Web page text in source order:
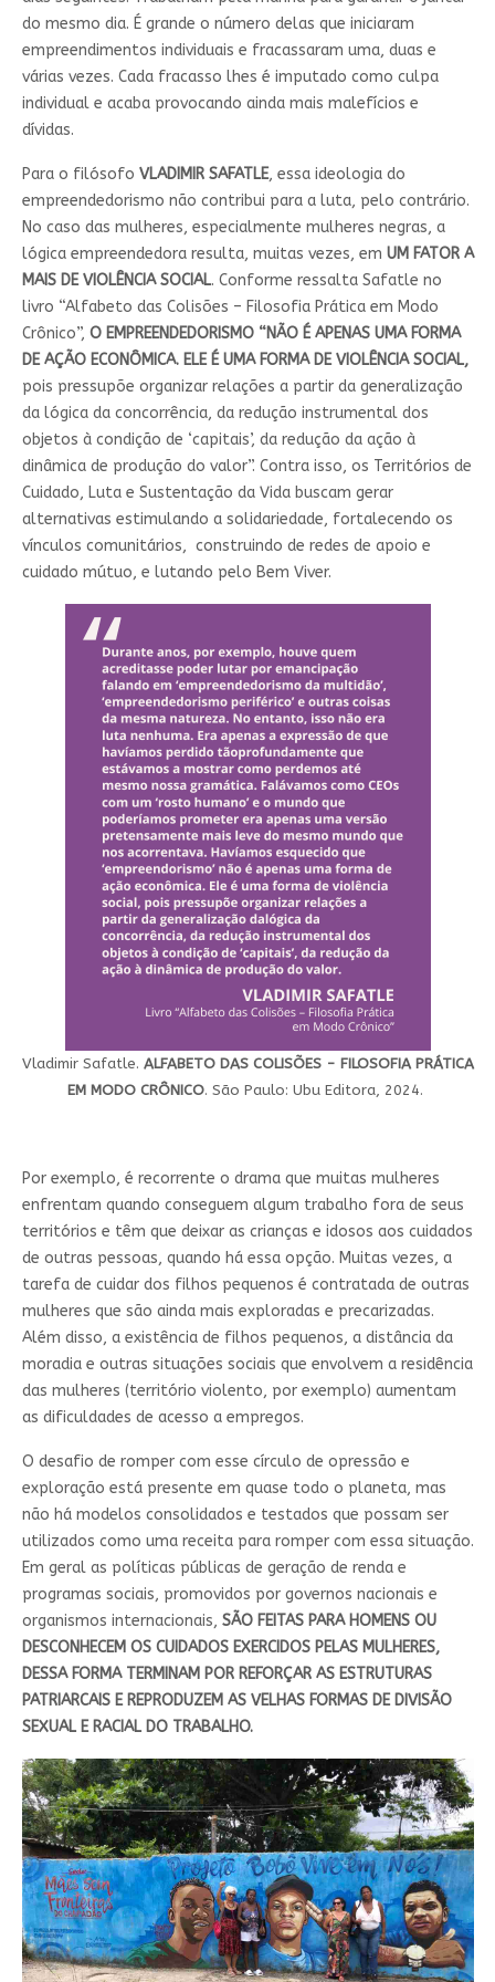
do mesmo dia. É grande o número delas que iniciaram
empreendimentos individuais e fracassaram uma, duas e
várias vezes. Cada fracasso lhes é imputado como culpa
individual e acaba provocando ainda mais malefícios e
dívidas.
Para o filósofo VLADIMIR SAFATLE, essa ideologia do
empreendedorismo não contribui para a luta, pelo contrário.
No caso das mulheres, especialmente mulheres negras, a
lógica empreendedora resulta, muitas vezes, em UM FATOR A
MAIS DE VIOLÊNCIA SOCIAL. Conforme ressalta Safatle no
livro “Alfabeto das Colisões – Filosofia Prática em Modo
Crônico”, O EMPREENDEDORISMO “NÃO É APENAS UMA FORMA
DE AÇÃO ECONÔMICA. ELE É UMA FORMA DE VIOLÊNCIA SOCIAL,
pois pressupõe organizar relações a partir da generalização
da lógica da concorrência, da redução instrumental dos
objetos à condição de ‘capitais’, da redução da ação à
dinâmica de produção do valor”. Contra isso, os Territórios de
Cuidado, Luta e Sustentação da Vida buscam gerar
alternativas estimulando a solidariedade, fortalecendo os
vínculos comunitários, construindo de redes de apoio e
cuidado mútuo, e lutando pelo Bem Viver.
Vladimir Safatle. ALFABETO DAS COLISÕES - FILOSOFIA PRÁTICA
EM MODO CRÔNICO. São Paulo: Ubu Editora, 2024.
Por exemplo, é recorrente o drama que muitas mulheres
enfrentam quando conseguem algum trabalho fora de seus
territórios e têm que deixar as crianças e idosos aos cuidados
de outras pessoas, quando há essa opção. Muitas vezes, a
tarefa de cuidar dos filhos pequenos é contratada de outras
mulheres que são ainda mais exploradas e precarizadas.
Além disso, a existência de filhos pequenos, a distância da
moradia e outras situações sociais que envolvem a residência
das mulheres (território violento, por exemplo) aumentam
as dificuldades de acesso a empregos.
O desafio de romper com esse círculo de opressão e
exploração está presente em quase todo o planeta, mas
não há modelos consolidados e testados que possam ser
utilizados como uma receita para romper com essa situação.
Em geral as políticas públicas de geração de renda e
programas sociais, promovidos por governos nacionais e
organismos internacionais, SÃO FEITAS PARA HOMENS OU
DESCONHECEM OS CUIDADOS EXERCIDOS PELAS MULHERES,
DESSA FORMA TERMINAM POR REFORÇAR AS ESTRUTURAS
PATRIARCAIS E REPRODUZEM AS VELHAS FORMAS DE DIVISÃO
SEXUAL E RACIAL DO TRABALHO.